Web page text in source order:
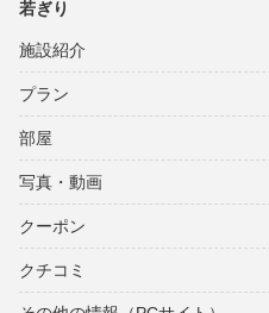
若ぎり
施設紹介
プラン
部屋
写真・動画
クーポン
クチコミ